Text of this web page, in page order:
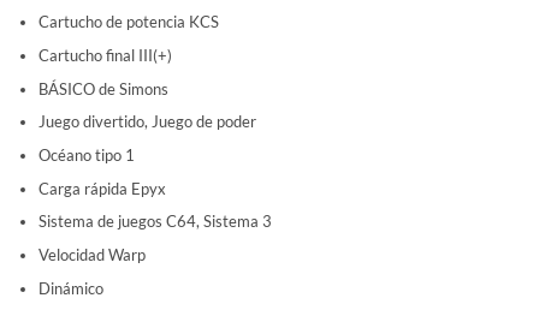
Cartucho de potencia KCS
Cartucho final III(+)
BÁSICO de Simons
Juego divertido, Juego de poder
Océano tipo 1
Carga rápida Epyx
Sistema de juegos C64, Sistema 3
Velocidad Warp
Dinámico